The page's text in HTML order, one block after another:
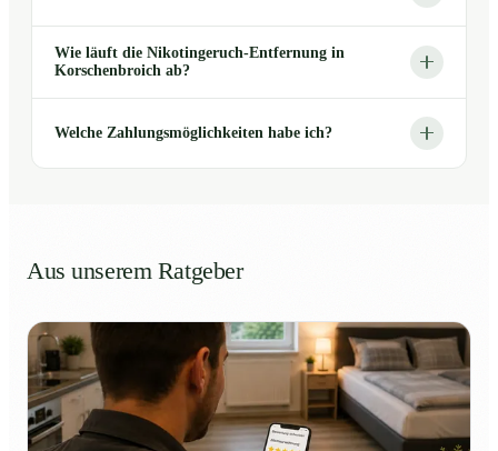
Wie läuft die Nikotingeruch-Entfernung in
Korschenbroich ab?
Welche Zahlungsmöglichkeiten habe ich?
Aus unserem Ratgeber